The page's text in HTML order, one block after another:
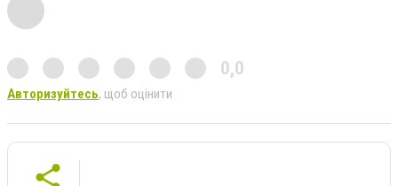
0,0
Авторизуйтесь, щоб оцінити